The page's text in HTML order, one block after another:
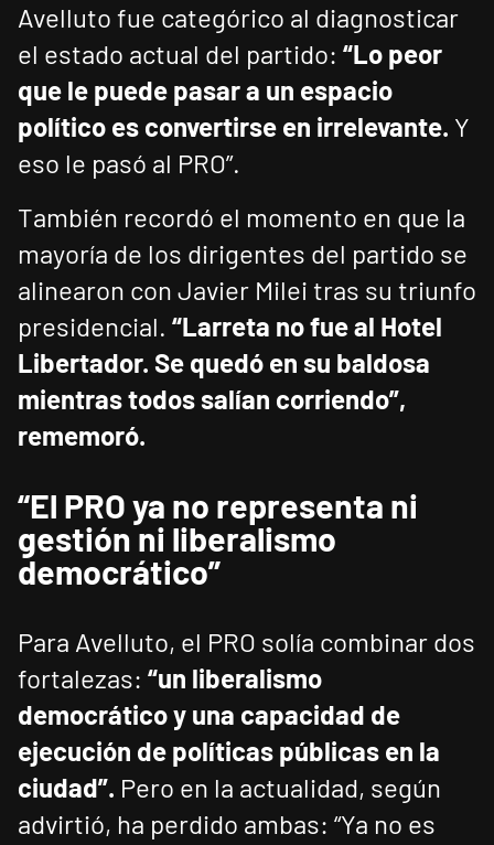
Avelluto fue categórico al diagnosticar
el estado actual del partido: “Lo peor
que le puede pasar a un espacio
político es convertirse en irrelevante. Y
eso le pasó al PRO”.
También recordó el momento en que la
mayoría de los dirigentes del partido se
alinearon con Javier Milei tras su triunfo
presidencial. “Larreta no fue al Hotel
Libertador. Se quedó en su baldosa
mientras todos salían corriendo”,
rememoró.
“El PRO ya no representa ni
gestión ni liberalismo
democrático”
Para Avelluto, el PRO solía combinar dos
fortalezas: “un liberalismo
democrático y una capacidad de
ejecución de políticas públicas en la
ciudad”. Pero en la actualidad, según
advirtió, ha perdido ambas: “Ya no es